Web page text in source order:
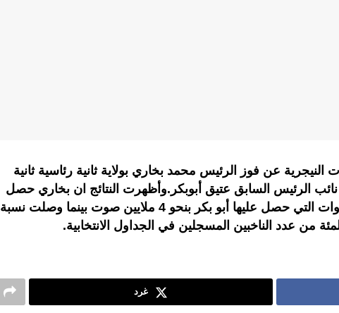
النيجرية عن فوز الرئيس محمد بخاري بولاية ثانية رئاسية ثانية
الرئيس السابق عتيق أبوبكر.وأظهرت النتائج ان بخاري حصل
على أصوات تفوق الأصوات التي حصل عليها أبو بكر بنحو 4 ملايين صوت بينما وصلت نسبة
غرد